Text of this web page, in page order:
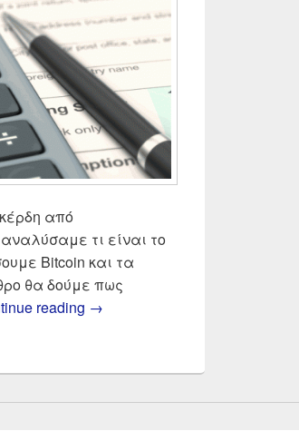
από
τι είναι το
Bitcoin και τα
θα δούμε πως
reading Bitcoin φορολογία | Πως
→